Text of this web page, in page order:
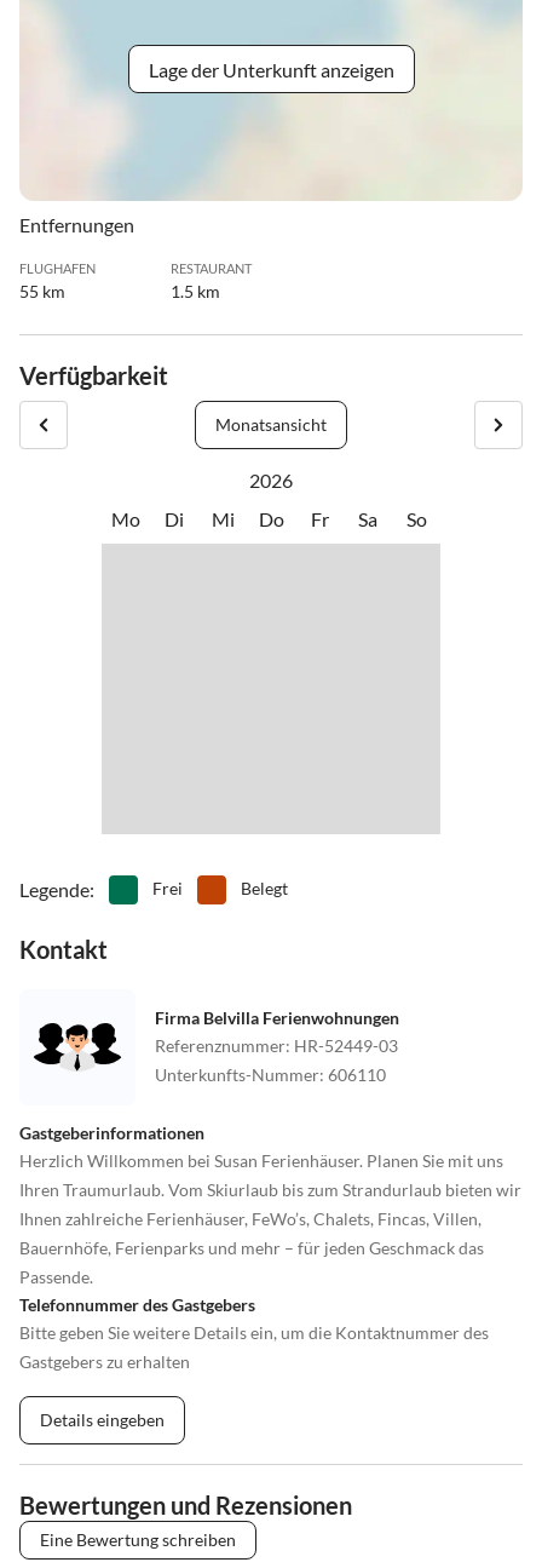
Lage der Unterkunft anzeigen
Entfernungen
FLUGHAFEN
55 km
RESTAURANT
1.5 km
Verfügbarkeit
Monatsansicht
2026
Mo
Di Mi Do Fr Sa So
Legende: Frei Belegt
Kontakt
Firma Belvilla Ferienwohnungen
Referenznummer: HR-52449-03
Unterkunfts-Nummer: 606110
Gastgeberinformationen
Herzlich Willkommen bei Susan Ferienhäuser. Planen Sie mit uns
Ihren Traumurlaub. Vom Skiurlaub bis zum Strandurlaub bieten wir
Ihnen zahlreiche Ferienhäuser, FeWo’s, Chalets, Fincas, Villen,
Bauernhöfe, Ferienparks und mehr – für jeden Geschmack das
Passende.
Telefonnummer des Gastgebers
Bitte geben Sie weitere Details ein, um die Kontaktnummer des
Gastgebers zu erhalten
Details eingeben
Bewertungen und Rezensionen
Eine Bewertung schreiben